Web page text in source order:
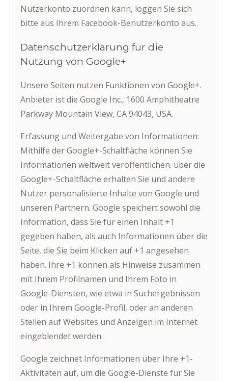
Nutzerkonto zuordnen kann, loggen Sie sich
bitte aus Ihrem Facebook-Benutzerkonto aus.
Datenschutzerklärung für die
Nutzung von Google+
Unsere Seiten nutzen Funktionen von Google+.
Anbieter ist die Google Inc., 1600 Amphitheatre
Parkway Mountain View, CA 94043, USA.
Erfassung und Weitergabe von Informationen:
Mithilfe der Google+-Schaltfläche können Sie
Informationen weltweit veröffentlichen. über die
Google+-Schaltfläche erhalten Sie und andere
Nutzer personalisierte Inhalte von Google und
unseren Partnern. Google speichert sowohl die
Information, dass Sie für einen Inhalt +1
gegeben haben, als auch Informationen über die
Seite, die Sie beim Klicken auf +1 angesehen
haben. Ihre +1 können als Hinweise zusammen
mit Ihrem Profilnamen und Ihrem Foto in
Google-Diensten, wie etwa in Suchergebnissen
oder in Ihrem Google-Profil, oder an anderen
Stellen auf Websites und Anzeigen im Internet
eingeblendet werden.
Google zeichnet Informationen über Ihre +1-
Aktivitäten auf, um die Google-Dienste für Sie